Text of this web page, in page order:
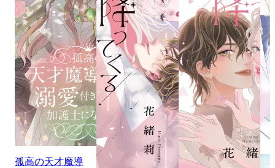
孤高の天才魔導